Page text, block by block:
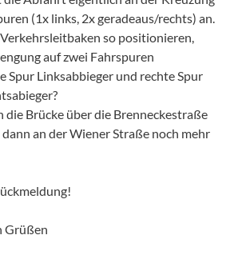
(1x links, 2x geradeaus/rechts) an.
so positionieren,
auf zwei Fahrspuren
Spur Linksabbieger und rechte Spur
die Brücke über die Brenneckestraße
an der Wiener Straße noch mehr
Grüßen